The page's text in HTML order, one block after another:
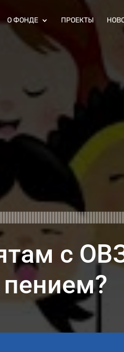
О ФОНДЕ ПРОЕКТЫ
с